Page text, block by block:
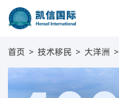
首页 > 技术移民 > 大洋洲 >